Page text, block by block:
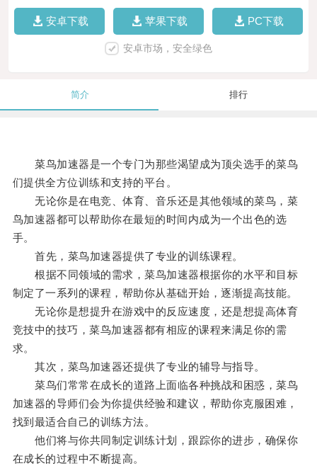
安卓下载 苹果下载 PC下载
安卓市场，安全绿色
简介 排行
菜鸟加速器是一个专门为那些渴望成为顶尖选手的菜鸟
们提供全方位训练和支持的平台。
无论你是在电竞、体育、音乐还是其他领域的菜鸟，菜
鸟加速器都可以帮助你在最短的时间内成为一个出色的选
手。
首先，菜鸟加速器提供了专业的训练课程。
根据不同领域的需求，菜鸟加速器根据你的水平和目标
制定了一系列的课程，帮助你从基础开始，逐渐提高技能。
无论你是想提升在游戏中的反应速度，还是想提高体育
竞技中的技巧，菜鸟加速器都有相应的课程来满足你的需
求。
其次，菜鸟加速器还提供了专业的辅导与指导。
菜鸟们常常在成长的道路上面临各种挑战和困惑，菜鸟
加速器的导师们会为你提供经验和建议，帮助你克服困难，
找到最适合自己的训练方法。
他们将与你共同制定训练计划，跟踪你的进步，确保你
在成长的过程中不断提高。